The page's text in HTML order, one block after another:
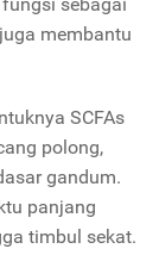
membantu
SCFAs
polong,
gandum.
panjang
timbul sekat.